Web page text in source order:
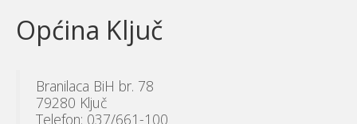
Općina Ključ
Branilaca BiH br. 78
79280 Ključ
Telefon: 037/661-100